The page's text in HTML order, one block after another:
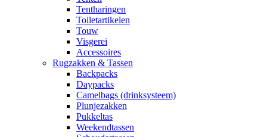
Tentharingen
Toiletartikelen
Touw
Visgerei
Accessoires
Rugzakken & Tassen
Backpacks
Daypacks
Camelbags (drinksysteem)
Plunjezakken
Pukkeltas
Weekendtassen